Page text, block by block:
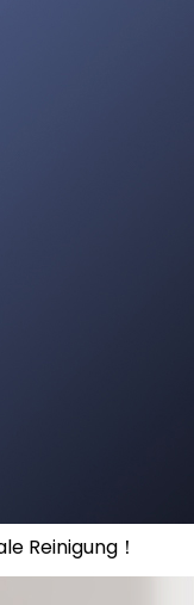
Reinigung！